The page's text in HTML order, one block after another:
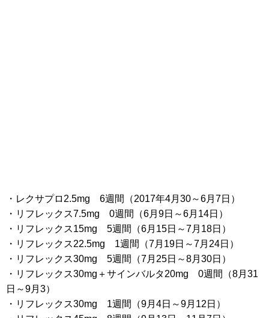
・レクサプロ2.5mg 6週間（2017年4月30～6月7日）
・リフレックス7.5mg 0週間（6月9日～6月14日）
・リフレックス15mg 5週間（6月15日～7月18日）
・リフレックス22.5mg 1週間（7月19日～7月24日）
・リフレックス30mg 5週間（7月25日～8月30日）
・リフレックス30mg＋サインバルタ20mg 0週間（8月31
日～9月3）
・リフレックス30mg 1週間（9月4日～9月12日）